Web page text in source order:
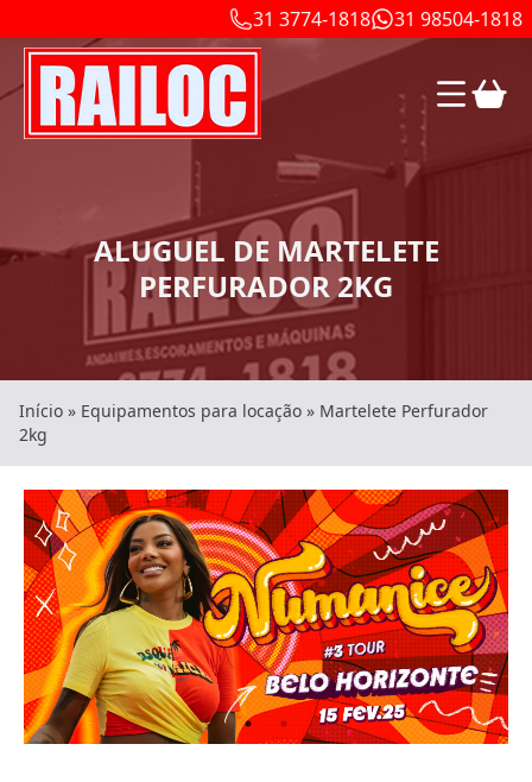
31 3774-1818 31 98504-1818
ALUGUEL DE MARTELETE
PERFURADOR 2KG
Início » Equipamentos para locação » Martelete Perfurador
2kg